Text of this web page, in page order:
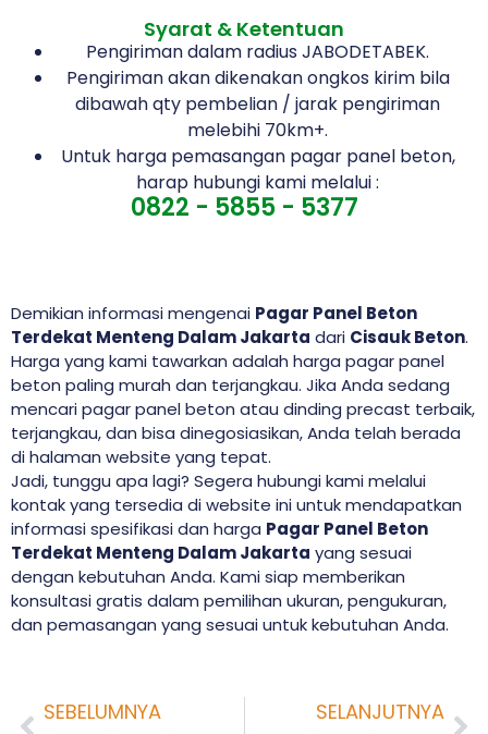
Syarat & Ketentuan
Pengiriman dalam radius JABODETABEK.
Pengiriman akan dikenakan ongkos kirim bila
dibawah qty pembelian / jarak pengiriman
melebihi 70km+.
Untuk harga pemasangan pagar panel beton,
harap hubungi kami melalui :
0822 - 5855 - 5377
Demikian informasi mengenai Pagar Panel Beton
Terdekat Menteng Dalam Jakarta dari Cisauk Beton.
Harga yang kami tawarkan adalah harga pagar panel
beton paling murah dan terjangkau. Jika Anda sedang
mencari pagar panel beton atau dinding precast terbaik,
terjangkau, dan bisa dinegosiasikan, Anda telah berada
di halaman website yang tepat.
Jadi, tunggu apa lagi? Segera hubungi kami melalui
kontak yang tersedia di website ini untuk mendapatkan
informasi spesifikasi dan harga Pagar Panel Beton
Terdekat Menteng Dalam Jakarta yang sesuai
dengan kebutuhan Anda. Kami siap memberikan
konsultasi gratis dalam pemilihan ukuran, pengukuran,
dan pemasangan yang sesuai untuk kebutuhan Anda.
SEBELUMNYA
SELANJUTNYA